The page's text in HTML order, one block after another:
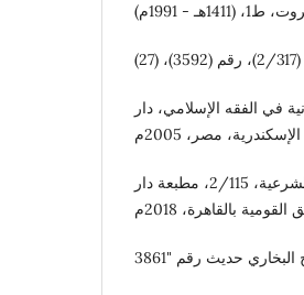
ط1، (1411هـ - 1991م)
في الفقه الإسلامي، دار
شوقي علام، مفتي الديار المصرية، الموسوعة السياسية الشرعية، 2/115، مطبعة دار